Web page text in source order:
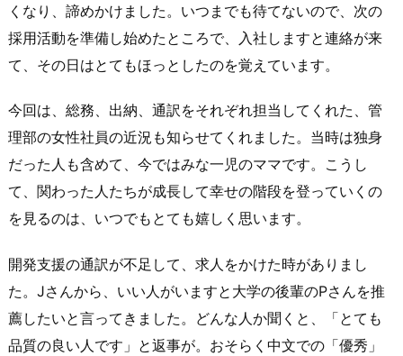
くなり、諦めかけました。いつまでも待てないので、次の
採用活動を準備し始めたところで、入社しますと連絡が来
て、その日はとてもほっとしたのを覚えています。
今回は、総務、出納、通訳をそれぞれ担当してくれた、管
理部の女性社員の近況も知らせてくれました。当時は独身
だった人も含めて、今ではみな一児のママです。こうし
て、関わった人たちが成長して幸せの階段を登っていくの
を見るのは、いつでもとても嬉しく思います。
開発支援の通訳が不足して、求人をかけた時がありまし
た。Jさんから、いい人がいますと大学の後輩のPさんを推
薦したいと言ってきました。どんな人か聞くと、「とても
品質の良い人です」と返事が。おそらく中文での「優秀」